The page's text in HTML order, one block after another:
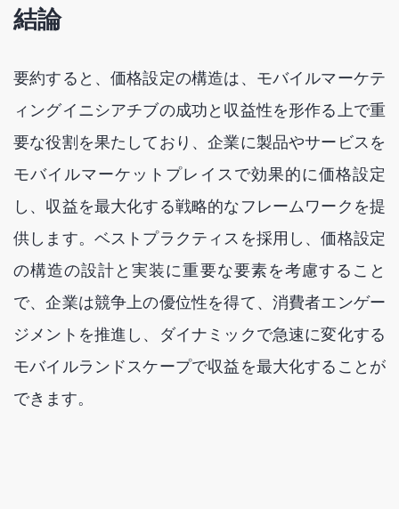
結論
要約すると、価格設定の構造は、モバイルマーケテ
ィングイニシアチブの成功と収益性を形作る上で重
要な役割を果たしており、企業に製品やサービスを
モバイルマーケットプレイスで効果的に価格設定
し、収益を最大化する戦略的なフレームワークを提
供します。ベストプラクティスを採用し、価格設定
の構造の設計と実装に重要な要素を考慮すること
で、企業は競争上の優位性を得て、消費者エンゲー
ジメントを推進し、ダイナミックで急速に変化する
モバイルランドスケープで収益を最大化することが
できます。